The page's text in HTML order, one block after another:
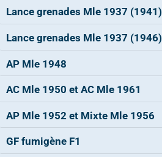
Lance grenades Mle 1937 (1941)
Lance grenades Mle 1937 (1946)
AP Mle 1948
AC Mle 1950 et AC Mle 1961
AP Mle 1952 et Mixte Mle 1956
GF fumigène F1